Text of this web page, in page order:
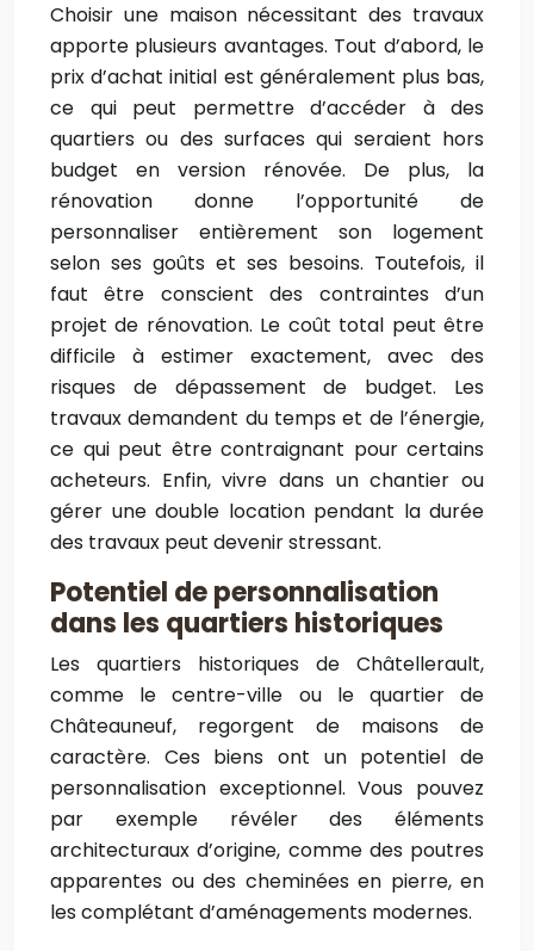
Choisir une maison nécessitant des travaux
apporte plusieurs avantages. Tout d’abord, le
prix d’achat initial est généralement plus bas,
ce qui peut permettre d’accéder à des
quartiers ou des surfaces qui seraient hors
budget en version rénovée. De plus, la
rénovation donne l’opportunité de
personnaliser entièrement son logement
selon ses goûts et ses besoins. Toutefois, il
faut être conscient des contraintes d’un
projet de rénovation. Le coût total peut être
difficile à estimer exactement, avec des
risques de dépassement de budget. Les
travaux demandent du temps et de l’énergie,
ce qui peut être contraignant pour certains
acheteurs. Enfin, vivre dans un chantier ou
gérer une double location pendant la durée
des travaux peut devenir stressant.
Potentiel de personnalisation
dans les quartiers historiques
Les quartiers historiques de Châtellerault,
comme le centre-ville ou le quartier de
Châteauneuf, regorgent de maisons de
caractère. Ces biens ont un potentiel de
personnalisation exceptionnel. Vous pouvez
par exemple révéler des éléments
architecturaux d’origine, comme des poutres
apparentes ou des cheminées en pierre, en
les complétant d’aménagements modernes.